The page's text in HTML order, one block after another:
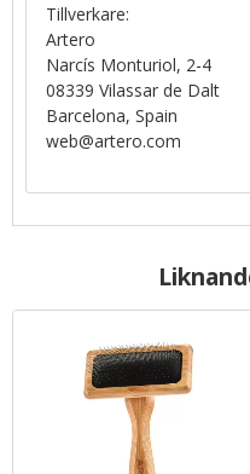
Tillverkare:
Artero
Narcís Monturiol, 2-4
08339 Vilassar de Dalt
Barcelona, Spain
web@artero.com